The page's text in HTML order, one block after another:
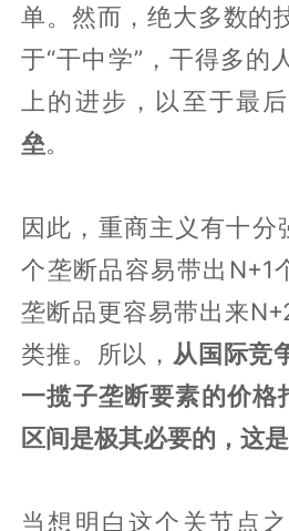
单。然而，绝大多数的
于“干中学”，干得多的
上的进步，以至于最
垒。
因此，重商主义有十分
个垄断品容易带出N+1
垄断品更容易带出来
类推。所以， 从国际竞
一揽子垄断要素的价格
区间是极其必要的，这是
当想明白这个关节点